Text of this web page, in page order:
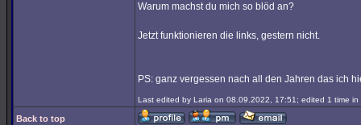
Warum machst du mich so blöd an?
Jetzt funktionieren die links, gestern nicht.
PS: ganz vergessen nach all den Jahren das ich
Last edited by Laria on 08.09.2022, 17:51; edited 1 time in
Back to top